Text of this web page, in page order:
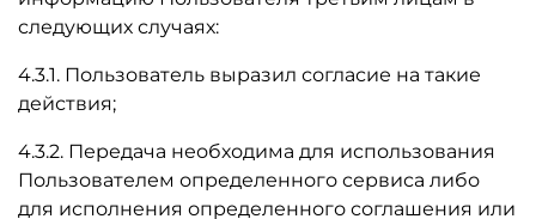
следующих случаях:
4.3.1. Пользователь выразил согласие на такие
действия;
4.3.2. Передача необходима для использования
Пользователем определенного сервиса либо
для исполнения определенного соглашения или